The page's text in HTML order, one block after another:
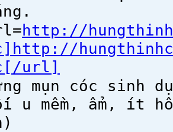
http://
url]
mụn cóc sinh
u mềm, ẩm, ít